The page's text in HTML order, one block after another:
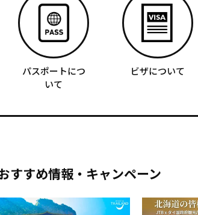
パスポートにつ
いて
ビザについて
すすめ情報・キャンペーン